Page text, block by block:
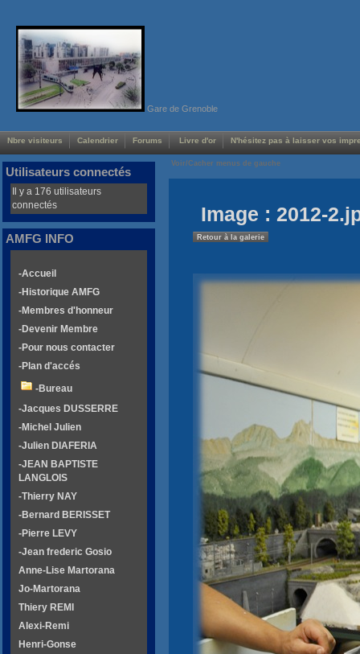
Gare de Grenoble
Nbre visiteurs Calendrier Forums Livre d'or N'hésitez pas à laisser vos
Voir/Cacher menus de gauche
Image : 2012-
Retour à la galerie
Utilisateurs connectés
Il y a 176 utilisateurs
connectés
AMFG INFO
-Accueil
-Historique AMFG
-Membres d'honneur
-Devenir Membre
-Pour nous contacter
-Plan d'accés
-Bureau
-Jacques DUSSERRE
-Michel Julien
-Julien DIAFERIA
-JEAN BAPTISTE
LANGLOIS
-Thierry NAY
-Bernard BERISSET
-Pierre LEVY
-Jean frederic Gosio
Anne-Lise Martorana
Jo-Martorana
Thiery REMI
Alexi-Remi
Henri-Gonse